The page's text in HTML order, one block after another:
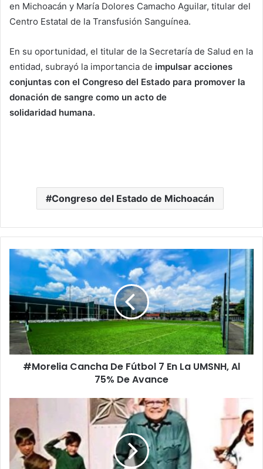
en Michoacán y María Dolores Camacho Aguilar, titular del
Centro Estatal de la Transfusión Sanguínea.
En su oportunidad, el titular de la Secretaría de Salud en la
entidad, subrayó la importancia de impulsar acciones
conjuntas con el Congreso del Estado para promover la
donación de sangre como un acto de
solidaridad humana.
Congreso del Estado de Michoacán
#Morelia
De
Fútbol
7
En
La
UMSNH,
Al
75%#Morelia Cancha De Fútbol 7 En La UMSNH, Al
75% De Avance
#Michoacán
Día
Que
Jaimito